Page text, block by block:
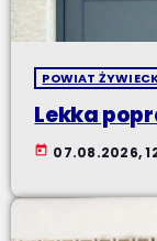
POWIAT
Lekka
today 07.08.2026,